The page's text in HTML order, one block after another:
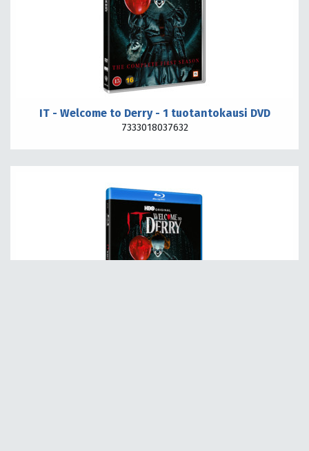
IT - Welcome to Derry - 1 tuotantokausi DVD
7333018037632